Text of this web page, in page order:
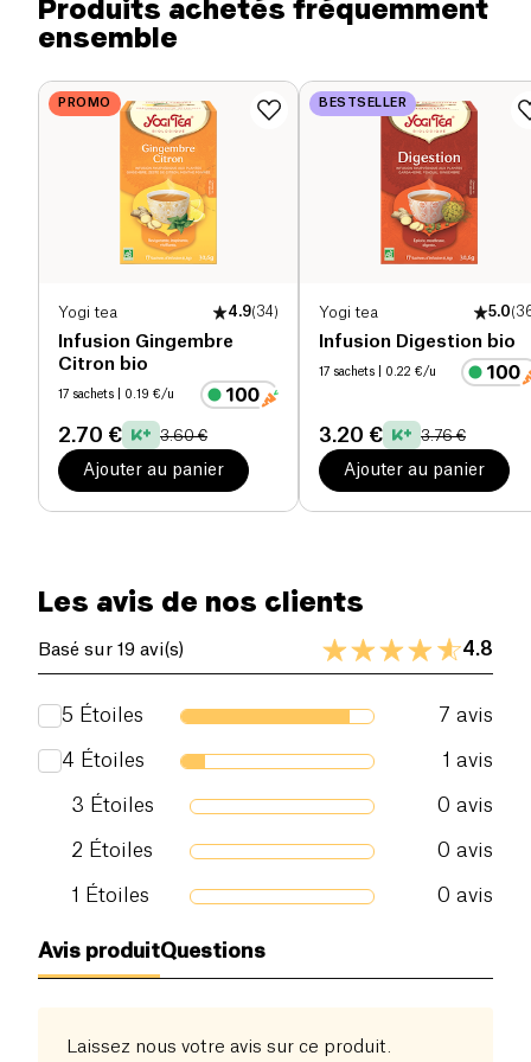
Produits achetés fréquemment
ensemble
PROMO
Yogi tea 4.9(34)
Infusion Gingembre
Citron bio
17 sachets | 0.19 €/u
2.70 € 3.60 €
Ajouter au panier
BESTSELLER
Yogi tea 5.0(
Infusion Digestion bio
17 sachets | 0.22 €/u
3.20 € 3.76 €
Ajouter au panier
d'arômes sucrés et bienfaisants.
Fibres alimentaires (g)
Protéines (g) 0 g
Les avis de nos clients
Basé sur 19 avi(s) 4.8
5 Étoiles 7 avis
4 Étoiles 1 avis
3 Étoiles 0 avis
2 Étoiles 0 avis
1 Étoiles 0 avis
Avis produitQuestions
Laissez nous votre avis sur ce produit.